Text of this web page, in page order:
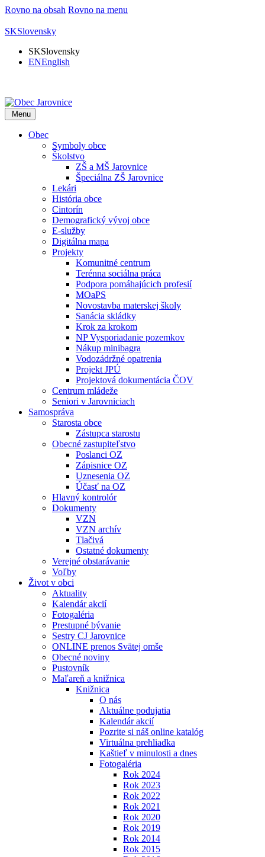
Rovno na obsah Rovno na menu
SKSlovensky
SKSlovensky
ENEnglish
Menu
Obec
Symboly obce
Školstvo
ZŠ a MŠ Jarovnice
Špeciálna ZŠ Jarovnice
Lekári
História obce
Cintorín
Demografický vývoj obce
E-služby
Digitálna mapa
Projekty
Komunitné centrum
Terénna sociálna práca
Podpora pomáhajúcich profesií
MOaPS
Novostavba materskej školy
Sanácia skládky
Krok za krokom
NP Vysporiadanie pozemkov
Nákup minibagra
Vodozádržné opatrenia
Projekt JPÚ
Projektová dokumentácia ČOV
Centrum mládeže
Seniori v Jarovniciach
Samospráva
Starosta obce
Zástupca starostu
Obecné zastupiteľstvo
Poslanci OZ
Zápisnice OZ
Uznesenia OZ
Účasť na OZ
Hlavný kontrolór
Dokumenty
VZN
VZN archív
Tlačivá
Ostatné dokumenty
Verejné obstarávanie
Voľby
Život v obci
Aktuality
Kalendár akcií
Fotogaléria
Prestupné bývanie
Sestry CJ Jarovnice
ONLINE prenos Svätej omše
Obecné noviny
Pustovník
Maľareň a knižnica
Knižnica
O nás
Aktuálne podujatia
Kalendár akcií
Pozrite si náš online katalóg
Virtuálna prehliadka
Kaštieľ v minulosti a dnes
Fotogaléria
Rok 2024
Rok 2023
Rok 2022
Rok 2021
Rok 2020
Rok 2019
Rok 2014
Rok 2015